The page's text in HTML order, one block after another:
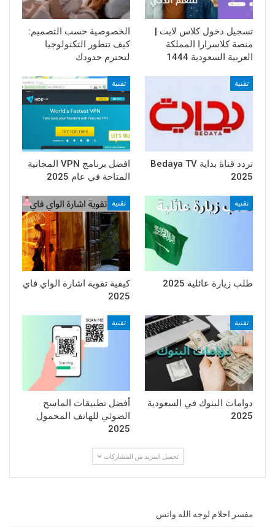
تسجيل دخول كلاس لايت |
منصة كلاسرارا المملكة
العربية السعودية 1444
الخصوصية حسب التصميم:
كيف تتطور التكنولوجيا
لتحترم حدودك
تقنية
تردد قناة بداية Bedaya TV
2025
تقنية
افضل برنامج VPN المجانية
المتاحة في عام 2025
تقنية
طلب زيارة عائلية 2025
تقنية
كيفية تقوية اشارة الواي فاي
2025
تقنية
دوامات البنوك في السعودية
2025
تقنية
أفضل تطبيقات الماسح
الضوئي للهاتف المحمول
2025
تحميل المزيد من المشاركات
مفسر احلام لوجه الله واتس